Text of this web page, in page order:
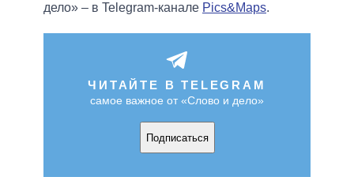
дело» – в Telegram-канале Pics&Maps.
ЧИТАЙТЕ В TELEGRAM
самое важное от «Слово и дело»
Подписаться